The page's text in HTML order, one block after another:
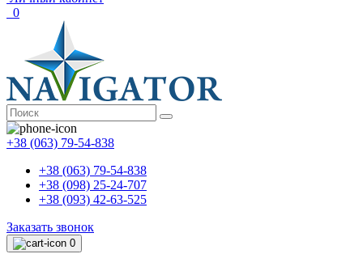
0
+38 (063) 79-54-838
+38 (063) 79-54-838
+38 (098) 25-24-707
+38 (093) 42-63-525
Заказать звонок
0